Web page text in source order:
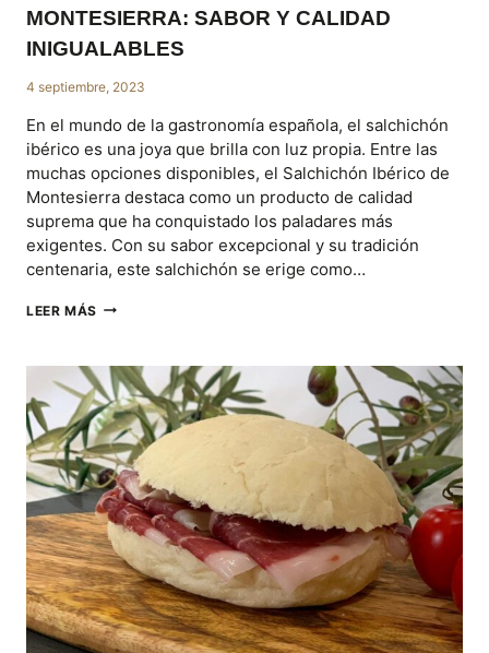
MONTESIERRA: SABOR Y CALIDAD
INIGUALABLES
4 septiembre, 2023
En el mundo de la gastronomía española, el salchichón
ibérico es una joya que brilla con luz propia. Entre las
muchas opciones disponibles, el Salchichón Ibérico de
Montesierra destaca como un producto de calidad
suprema que ha conquistado los paladares más
exigentes. Con su sabor excepcional y su tradición
centenaria, este salchichón se erige como…
LEER MÁSEL
IBÉRICO
DE
MONTESIERRA:
SABOR
Y
CALIDAD
INIGUALABLES